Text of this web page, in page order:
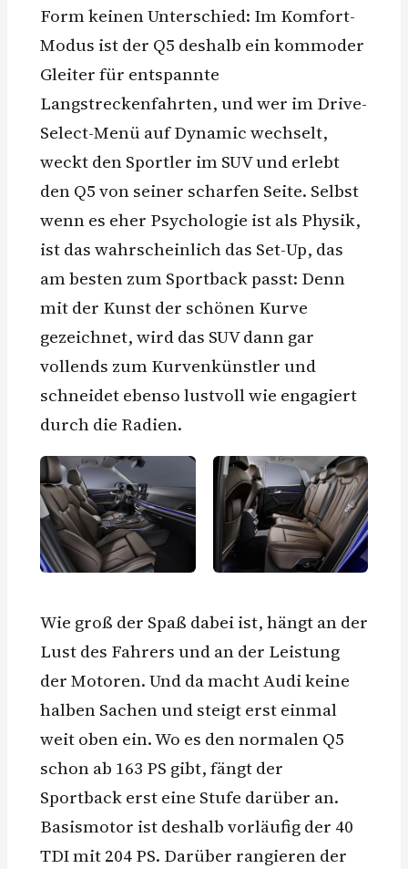
Form keinen Unterschied: Im Komfort-
Modus ist der Q5 deshalb ein kommoder
Gleiter für entspannte
Langstreckenfahrten, und wer im Drive-
Select-Menü auf Dynamic wechselt,
weckt den Sportler im SUV und erlebt
den Q5 von seiner scharfen Seite. Selbst
wenn es eher Psychologie ist als Physik,
ist das wahrscheinlich das Set-Up, das
am besten zum Sportback passt: Denn
mit der Kunst der schönen Kurve
gezeichnet, wird das SUV dann gar
vollends zum Kurvenkünstler und
schneidet ebenso lustvoll wie engagiert
durch die Radien.
Wie groß der Spaß dabei ist, hängt an der
Lust des Fahrers und an der Leistung
der Motoren. Und da macht Audi keine
halben Sachen und steigt erst einmal
weit oben ein. Wo es den normalen Q5
schon ab 163 PS gibt, fängt der
Sportback erst eine Stufe darüber an.
Basismotor ist deshalb vorläufig der 40
TDI mit 204 PS. Darüber rangieren der